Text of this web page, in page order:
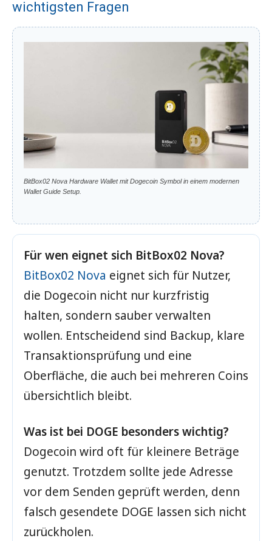
BitBox02 Testbericht
Testbericht
Testbericht
Coinbase
Testbericht
Atomic
Paper
Testbericht
Wallet
Anbieter
BitBox02
Trezor Safe
7
Kaufen
Nano X
Coinbase
Download
Atomic
Download
Paper
Drucken
wichtigsten Fragen
BitBox02 Nova Hardware Wallet mit Dogecoin Symbol in einem modernen
Wallet Guide Setup.
Für wen eignet sich BitBox02 Nova?
BitBox02 Nova eignet sich für Nutzer,
die Dogecoin nicht nur kurzfristig
halten, sondern sauber verwalten
wollen. Entscheidend sind Backup, klare
Transaktionsprüfung und eine
Oberfläche, die auch bei mehreren Coins
übersichtlich bleibt.
Was ist bei DOGE besonders wichtig?
Dogecoin wird oft für kleinere Beträge
genutzt. Trotzdem sollte jede Adresse
vor dem Senden geprüft werden, denn
falsch gesendete DOGE lassen sich nicht
zurückholen.